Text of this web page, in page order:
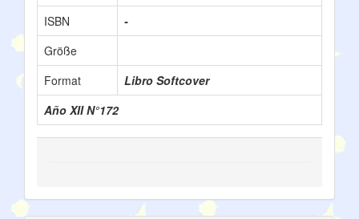
ISBN
-
Größe
Format
Libro Softcover
Año XII N°172